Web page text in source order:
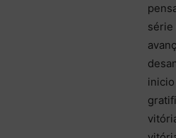
série